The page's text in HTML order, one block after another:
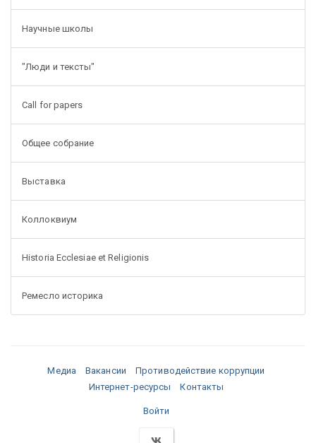
Научные школы
"Люди и тексты"
Call for papers
Общее собрание
Выставка
Коллоквиум
Historia Ecclesiae et Religionis
Ремесло историка
Медиа Вакансии
Противодействие коррупции
Интернет-ресурсы
Контакты
Войти